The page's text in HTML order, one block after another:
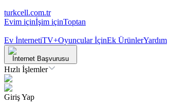
turkcell.com.tr
Evim içinİşim içinToptan
Ev İnternetiTV+Oyuncular İçinEk ÜrünlerYardım
İnternet Başvurusu
Hızlı İşlemler
Giriş Yap